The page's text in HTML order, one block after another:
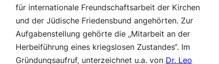
für internationale Freundschaftsarbeit der Kirchen
und der Jüdische Friedensbund angehörten. Zur
Aufgabenstellung gehörte die „Mitarbeit an der
Herbeiführung eines kriegslosen Zustandes“. Im
Gründungsaufruf, unterzeichnet u.a. von Dr. Leo